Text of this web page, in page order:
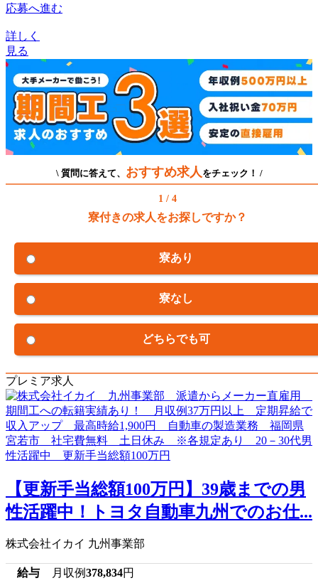
応募へ進む
詳しく
見る
\ 質問に答えて、 おすすめ求人 をチェック！ /
1 / 4
寮付きの求人をお探しですか？
寮あり
寮なし
どちらでも可
プレミア求人
【更新手当総額100万円】39歳までの男
性活躍中！トヨタ自動車九州でのお仕...
株式会社イカイ 九州事業部
給与 月収例378,834円